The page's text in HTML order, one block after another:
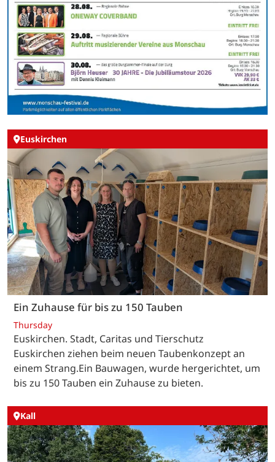
Euskirchen
Ein Zuhause für bis zu 150 Tauben
Thursday
Euskirchen. Stadt, Caritas und Tierschutz
Euskirchen ziehen beim neuen Taubenkonzept an
einem Strang.Ein Bauwagen, wurde hergerichtet, um
bis zu 150 Tauben ein Zuhause zu bieten.
Kall